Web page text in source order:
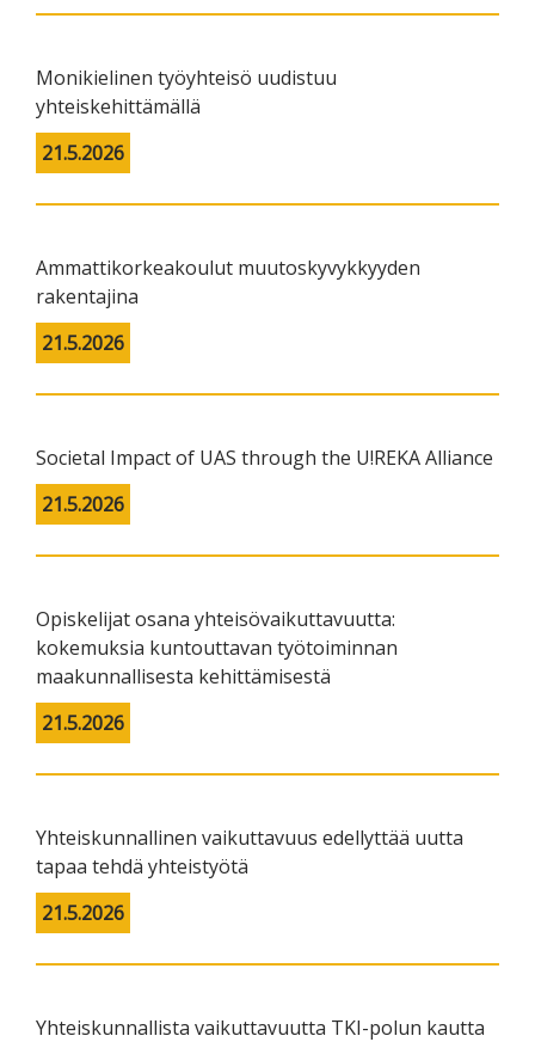
Monikielinen työyhteisö uudistuu
yhteiskehittämällä
21.5.2026
Ammattikorkeakoulut muutoskyvykkyyden
rakentajina
21.5.2026
Societal Impact of UAS through the U!REKA Alliance
21.5.2026
Opiskelijat osana yhteisövaikuttavuutta:
kokemuksia kuntouttavan työtoiminnan
maakunnallisesta kehittämisestä
21.5.2026
Yhteiskunnallinen vaikuttavuus edellyttää uutta
tapaa tehdä yhteistyötä
21.5.2026
Yhteiskunnallista vaikuttavuutta TKI-polun kautta